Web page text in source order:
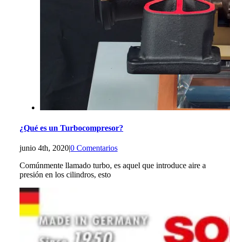
¿Qué es un Turbocompresor?
junio 4th, 2020|0 Comentarios
Comúnmente llamado turbo, es aquel que introduce aire a
presión en los cilindros, esto